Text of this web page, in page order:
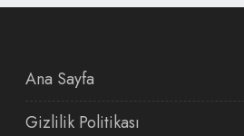
Ana Sayfa
Gizlilik Politikası